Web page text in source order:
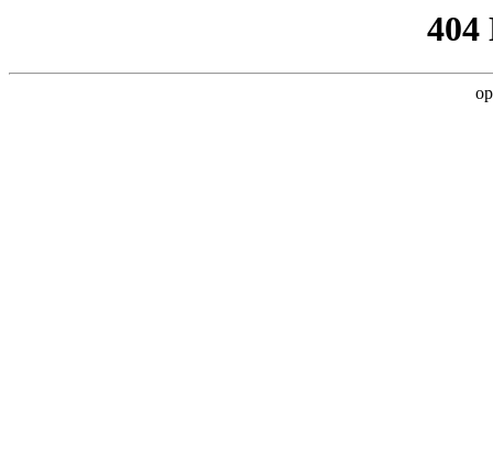
404